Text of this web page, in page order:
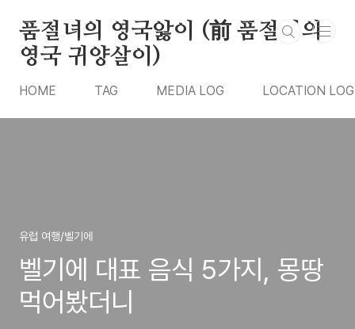
품절녀의 영국앓이 (前 품절녀의
영국 귀양살이)
HOME TAG MEDIA LOG LOCATION LOG
유럽 여행/벨기에
벨기에 대표 음식 5가지, 몽땅
먹어봤더니